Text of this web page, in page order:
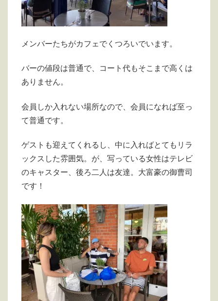
メンバーたちがカフェでくつろいでいます。
バーの値段は普通で、コート代もそこまで高くは
ありません。
会員しか入れない場所なので、会員になれば至っ
て普通です。
ゲストも迎えてくれるし、中に入ればとてもリラ
ックスした雰囲気。が、写っている女性はテレビ
のキャスター、後ろ二人は友達。大富豪の御曹司
です！